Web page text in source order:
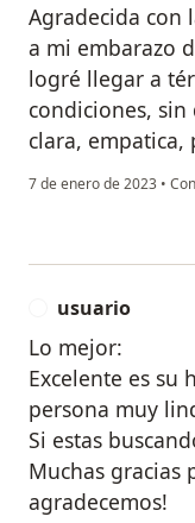
Agradecida con
a mi embarazo
logré llegar a
condiciones,
clara, empatica,
7 de enero de 2023 •
usuario
Lo mejor:
Excelente es su
persona muy
Si estas
Muchas gracias
agradecemos!